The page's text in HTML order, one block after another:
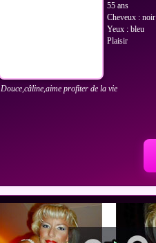
55 ans
Cheveux : noir
Yeux : bleu
Plaisir
Douce,câline,aime profiter de la vie